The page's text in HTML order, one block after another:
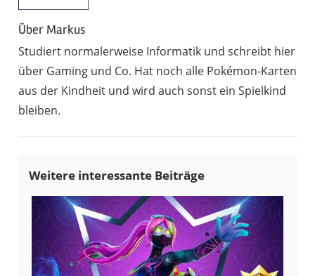
Über Markus
Studiert normalerweise Informatik und schreibt hier
über Gaming und Co. Hat noch alle Pokémon-Karten
aus der Kindheit und wird auch sonst ein Spielkind
bleiben.